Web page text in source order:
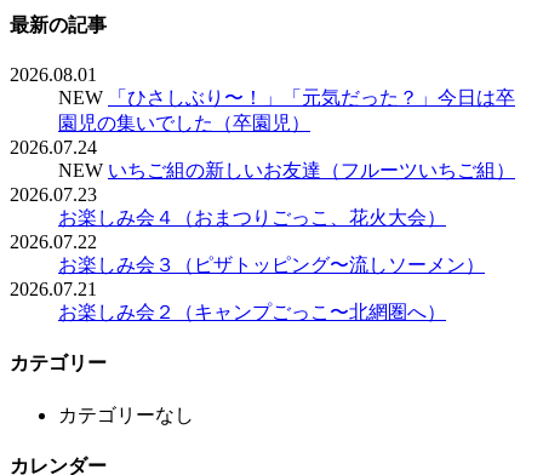
最新の記事
2026.08.01
NEW
「ひさしぶり〜！」「元気だった？」今日は卒
園児の集いでした（卒園児）
2026.07.24
NEW いちご組の新しいお友達（フルーツいちご組）
2026.07.23
お楽しみ会４（おまつりごっこ、花火大会）
2026.07.22
お楽しみ会３（ピザトッピング〜流しソーメン）
2026.07.21
お楽しみ会２（キャンプごっこ〜北網圏へ）
カテゴリー
カテゴリーなし
カレンダー